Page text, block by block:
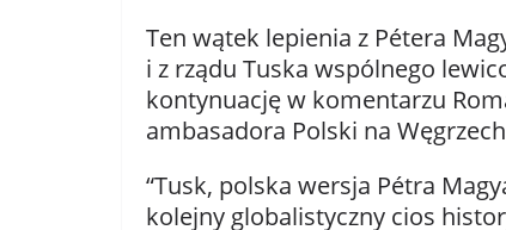
Ten wątek lepienia z Pétera
i z rządu Tuska wspólnego
kontynuację w komentarzu
ambasadora Polski na
“Tusk, polska wersja Pétra
kolejny globalistyczny cios